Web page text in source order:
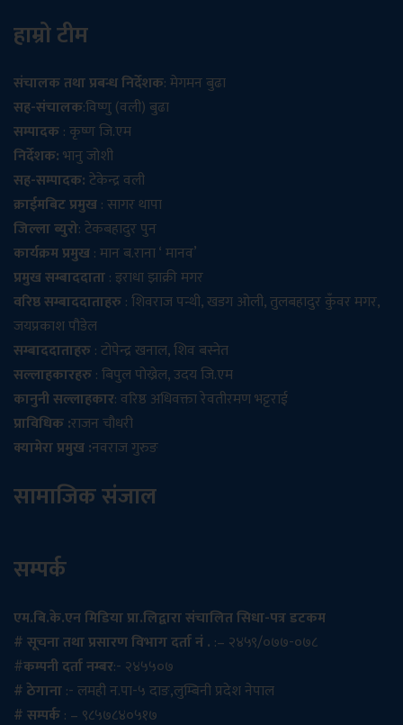
हाम्रो टीम
संचालक तथा प्रबन्ध निर्देशक: मेगमन बुढा
सह-संचालक:विष्णु (वली) बुढा
सम्पादक: कृष्ण जि.एम
निर्देशक:भानु जोशी
सह-सम्पादक:टेकेन्द्र वली
क्राईमबिट प्रमुख: सागर थापा
जिल्ला ब्युरो: टेकबहादुर पुन
कार्यक्रम प्रमुख: मान ब.राना ‘ मानव’
प्रमुख सम्बाददाता: इराधा झाक्री मगर
वरिष्ठ सम्बाददाताहरु: शिवराज पन्थी, खडग ओली, तुलबहादुर कुँवर मगर,
जयप्रकाश पौडेल
सम्बाददाताहरु: टोपेन्द्र खनाल, शिव बस्नेत
सल्लाहकारहरु: बिपुल पोख्रेल, उदय जि.एम
कानुनी सल्लाहकार: वरिष्ठ अधिवक्ता रेवतीरमण भट्टराई
प्राविधिक :राजन चौधरी
क्यामेरा प्रमुख :नवराज गुरुङ
सामाजिक संजाल
सम्पर्क
एम.बि.के.एन मिडिया प्रा.लिद्वारा संचालित सिधा-पत्र डटकम
# सूचना तथा प्रसारण विभाग दर्ता नं . :– २४५९/०७७-०७८
#कम्पनी दर्ता नम्बर:- २४५५०७
# ठेगाना:- लमही न.पा-५ दाङ,लुम्बिनी प्रदेश नेपाल
# सम्पर्क: – ९८५७८४०५१७